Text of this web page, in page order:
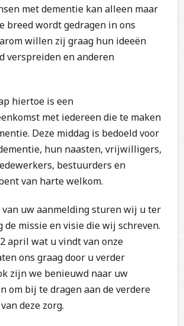
met dementie kan alleen maar
breed wordt gedragen in ons
willen zij graag hun ideeën
verspreiden en anderen
hiertoe is een
met iedereen die te maken
Deze middag is bedoeld voor
hun naasten, vrijwilligers,
bestuurders en
van harte welkom.
van uw aanmelding sturen wij u ter
de missie en visie die wij schreven.
april wat u vindt van onze
ons graag door u verder
zijn we benieuwd naar uw
om bij te dragen aan de verdere
deze zorg.